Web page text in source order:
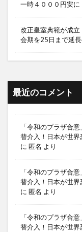
一時４０００円安
改正皇室典範が成
会期を25日まで延
最近のコメント
「令和のプラザ合
替介入！日本が世
に 匿名 より
「令和のプラザ合
替介入！日本が世
に 匿名 より
「令和のプラザ合
替介入！日本が世